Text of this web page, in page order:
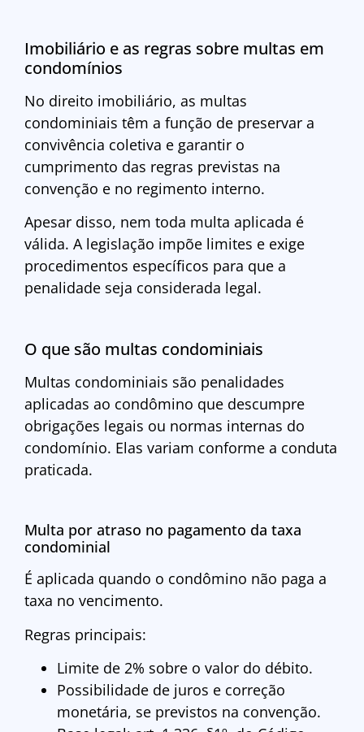
Imobiliário e as regras sobre multas em
condomínios
No direito imobiliário, as multas
condominiais têm a função de preservar a
convivência coletiva e garantir o
cumprimento das regras previstas na
convenção e no regimento interno.
Apesar disso, nem toda multa aplicada é
válida. A legislação impõe limites e exige
procedimentos específicos para que a
penalidade seja considerada legal.
O que são multas condominiais
Multas condominiais são penalidades
aplicadas ao condômino que descumpre
obrigações legais ou normas internas do
condomínio. Elas variam conforme a conduta
praticada.
Multa por atraso no pagamento da taxa
condominial
É aplicada quando o condômino não paga a
taxa no vencimento.
Regras principais:
Limite de 2% sobre o valor do débito.
Possibilidade de juros e correção
monetária, se previstos na convenção.